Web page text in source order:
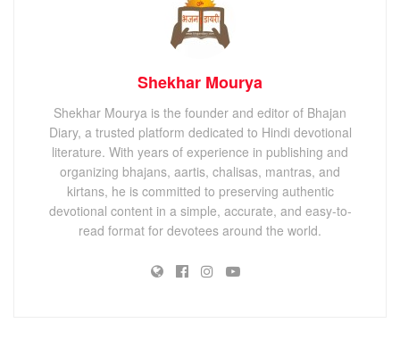
Shekhar Mourya
Shekhar Mourya is the founder and editor of Bhajan
Diary, a trusted platform dedicated to Hindi devotional
literature. With years of experience in publishing and
organizing bhajans, aartis, chalisas, mantras, and
kirtans, he is committed to preserving authentic
devotional content in a simple, accurate, and easy-to-
read format for devotees around the world.